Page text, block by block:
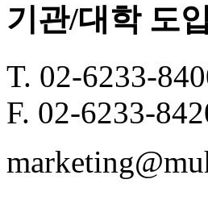
기관/대학 도
T. 02-6233-
F. 02-6233-